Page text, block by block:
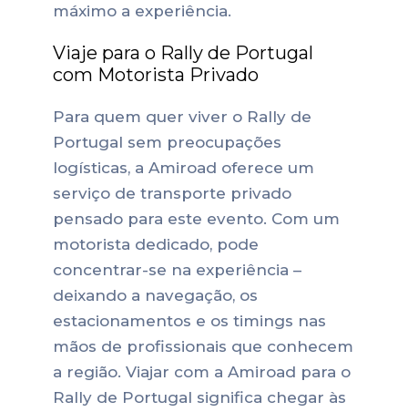
máximo a experiência.
Viaje para o Rally de Portugal
com Motorista Privado
Para quem quer viver o Rally de
Portugal sem preocupações
logísticas, a Amiroad oferece um
serviço de transporte privado
pensado para este evento. Com um
motorista dedicado, pode
concentrar-se na experiência –
deixando a navegação, os
estacionamentos e os timings nas
mãos de profissionais que conhecem
a região. Viajar com a Amiroad para o
Rally de Portugal significa chegar às